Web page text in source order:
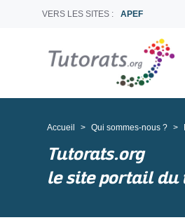
VERS LES SITES : APEF
Accueil Qui sommes-nous ?
Tutorats.org
le site portail du